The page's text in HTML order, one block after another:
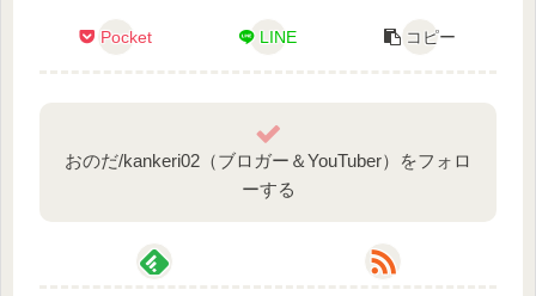
Pocket LINE コピー
おのだ/kankeri02（ブロガー＆YouTuber）をフォロ
ーする